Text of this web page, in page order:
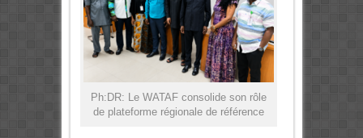
Ph:DR: Le WATAF consolide son rôle
de plateforme régionale de référence